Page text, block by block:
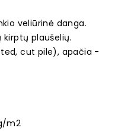
veliūrinė danga.
kirptų plaušelių.
cut pile), apačia -
m2